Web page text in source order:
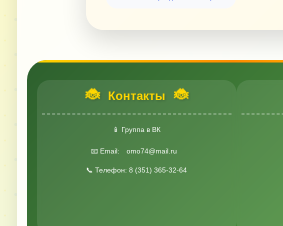
🐞 Контакты 🐞
📱 Группа в ВК
📧 Email: omo74@mail.ru
📞 Телефон: 8 (351) 365-32-64